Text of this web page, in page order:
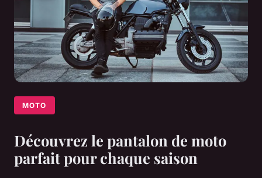
MOTO
Découvrez le pantalon de moto
parfait pour chaque saison